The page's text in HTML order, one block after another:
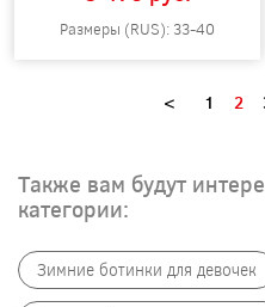
Размеры (RUS): 33-40
< 1 2
Также вам будут
категории:
Зимние ботинки для девочек